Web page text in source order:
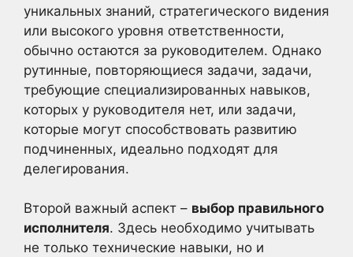
уникальных знаний, стратегического видения
или высокого уровня ответственности,
обычно остаются за руководителем. Однако
рутинные, повторяющиеся задачи, задачи,
требующие специализированных навыков,
которых у руководителя нет, или задачи,
которые могут способствовать развитию
подчиненных, идеально подходят для
делегирования.
Второй важный аспект – выбор правильного
исполнителя. Здесь необходимо учитывать
не только технические навыки, но и